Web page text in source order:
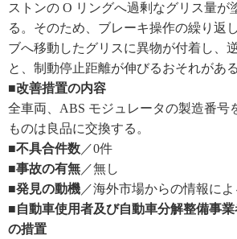
ストンの O リングへ過剰なグリス量が
る。そのため、ブレーキ操作の繰り返
ブへ移動したグリスに異物が付着し、
と、制動停止距離が伸びるおそれがある
■改善措置の内容
全車両、ABS モジュレータの製造番号
ものは良品に交換する。
■不具合件数／0件
■事故の有無／無し
■発見の動機／海外市場からの情報によ
■自動車使用者及び自動車分解整備事
の措置